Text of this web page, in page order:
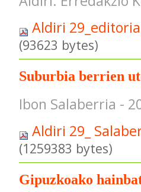
Aldiri
(93623 bytes)
Suburbia berrien
Ibon Salaberria -
Aldiri 29_
(1259383 bytes)
Gipuzkoako